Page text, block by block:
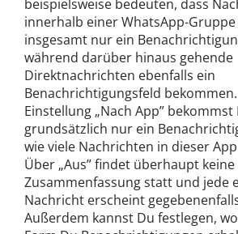
beispielsweise bedeuten, dass
innerhalb einer WhatsApp-
insgesamt nur ein
während darüber hinaus gehende
Direktnachrichten ebenfalls ein
Benachrichtigungsfeld
Einstellung „Nach App” bekommst
grundsätzlich nur ein
wie viele Nachrichten in dieser
Über „Aus” findet überhaupt keine
Zusammenfassung statt und jede
Nachricht erscheint
Außerdem kannst Du festlegen,